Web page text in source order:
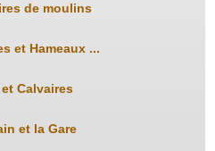
de moulins
et Hameaux ...
Calvaires
et la Gare